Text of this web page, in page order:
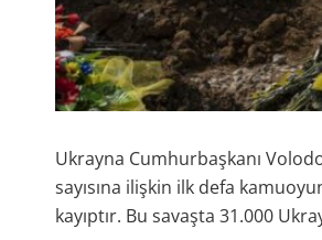
Ukrayna Cumhurbaşkanı
sayısına ilişkin ilk defa
kayıptır. Bu savaşta 31.000